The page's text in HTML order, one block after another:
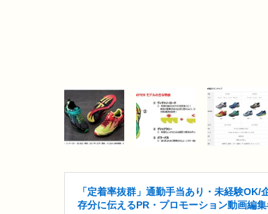
「定着率抜群」通勤手当あり・未経験OK/
存分に伝えるPR・プロモーション動画編